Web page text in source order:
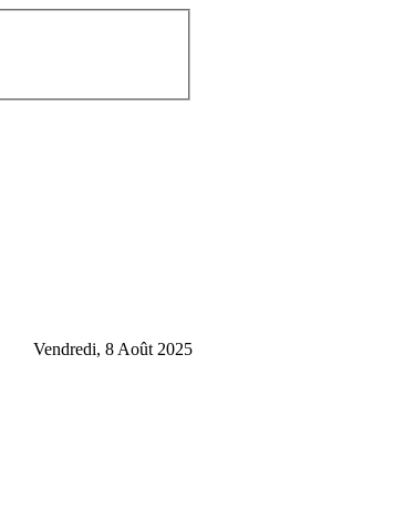
Vendredi, 8 Août 2025